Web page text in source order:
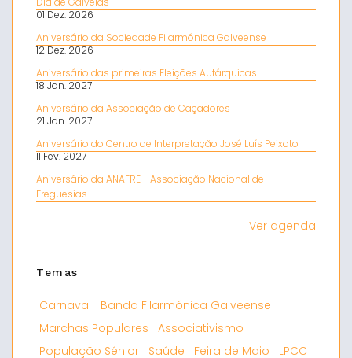
01 Dez. 2026
Aniversário da Sociedade Filarmónica Galveense
12 Dez. 2026
Aniversário das primeiras Eleições Autárquicas
18 Jan. 2027
Aniversário da Associação de Caçadores
21 Jan. 2027
Aniversário do Centro de Interpretação José Luís Peixoto
11 Fev. 2027
Aniversário da ANAFRE - Associação Nacional de
Freguesias
Ver agenda
Temas
Carnaval
Banda Filarmónica Galveense
Marchas Populares
Associativismo
População Sénior
Saúde Feira de Maio
LPCC